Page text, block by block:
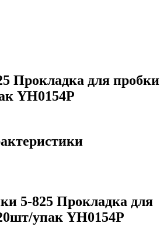
Прокладка для пробки
YH0154P
5-825 Прокладка для
упак YH0154P